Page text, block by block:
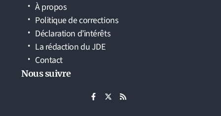
À propos
Politique de corrections
Déclaration d’intérêts
La rédaction du JDE
Contact
Nous suivre